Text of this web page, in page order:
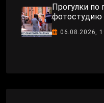
Прогулки
фотостудию
06.08.2026,